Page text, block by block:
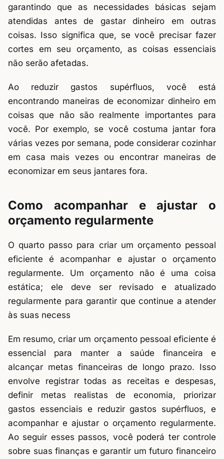
garantindo que as necessidades básicas sejam
atendidas antes de gastar dinheiro em outras
coisas. Isso significa que, se você precisar fazer
cortes em seu orçamento, as coisas essenciais
não serão afetadas.
Ao reduzir gastos supérfluos, você está
encontrando maneiras de economizar dinheiro em
coisas que não são realmente importantes para
você. Por exemplo, se você costuma jantar fora
várias vezes por semana, pode considerar cozinhar
em casa mais vezes ou encontrar maneiras de
economizar em seus jantares fora.
Como acompanhar e ajustar o
orçamento regularmente
O quarto passo para criar um orçamento pessoal
eficiente é acompanhar e ajustar o orçamento
regularmente. Um orçamento não é uma coisa
estática; ele deve ser revisado e atualizado
regularmente para garantir que continue a atender
às suas necess
Em resumo, criar um orçamento pessoal eficiente é
essencial para manter a saúde financeira e
alcançar metas financeiras de longo prazo. Isso
envolve registrar todas as receitas e despesas,
definir metas realistas de economia, priorizar
gastos essenciais e reduzir gastos supérfluos, e
acompanhar e ajustar o orçamento regularmente.
Ao seguir esses passos, você poderá ter controle
sobre suas finanças e garantir um futuro financeiro